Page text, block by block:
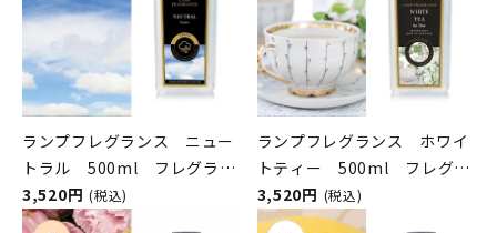
ランプフレグランス ニュー
トラル 500ml フレグラン
スランプ用オイル
ASHLEIGH&BURWOOD（ア
3,520円 (税込)
ランプフレグランス ホワイ
トティー 500ml フレグラ
ンスランプ用オイル
ASHLEIGH&BURWOOD（ア
3,520円 (税込)